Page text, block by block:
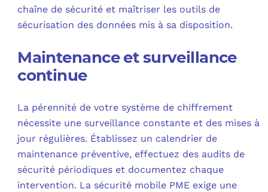
chaîne de sécurité et maîtriser les outils de
sécurisation des données mis à sa disposition.
Maintenance et surveillance
continue
La pérennité de votre système de chiffrement
nécessite une surveillance constante et des mises à
jour régulières. Établissez un calendrier de
maintenance préventive, effectuez des audits de
sécurité périodiques et documentez chaque
intervention. La sécurité mobile PME exige une